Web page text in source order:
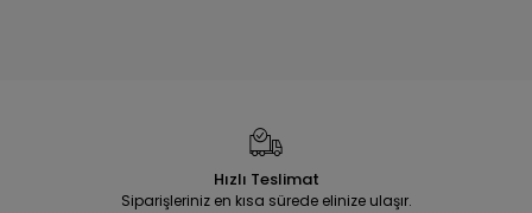
Hızlı Teslimat
Siparişleriniz en kısa sürede elinize ulaşır.